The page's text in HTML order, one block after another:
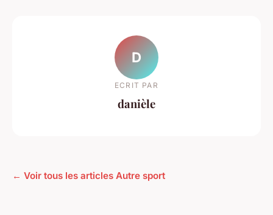
D
ECRIT PAR
danièle
← Voir tous les articles Autre sport